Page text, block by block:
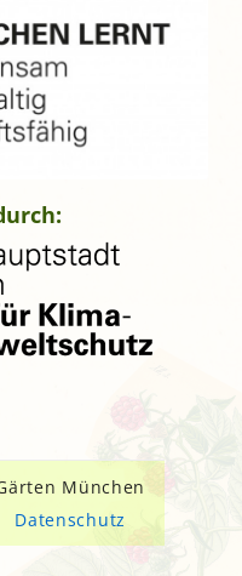
München
Datenschutz